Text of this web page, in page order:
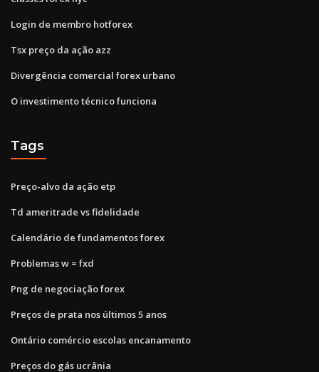
Login de membro hotforex
Tsx preço da ação azz
Divergência comercial forex urbano
O investimento técnico funciona
Tags
Preço-alvo da ação etp
Td ameritrade vs fidelidade
Calendário de fundamentos forex
Problemas w = fxd
Png de negociação forex
Preços de prata nos últimos 5 anos
Ontário comércio escolas encanamento
Preços do gás ucrânia